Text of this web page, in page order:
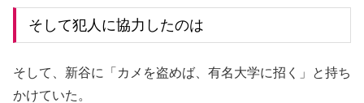
そして犯人に協力したのは
そして、新谷に「カメを盗めば、有名大学に招く」と持ち
かけていた。